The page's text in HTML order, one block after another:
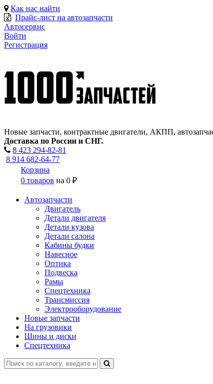
Как нас найти
Прайс-лист на автозапчасти
Автосервис
Войти
Регистрация
Новые запчасти, контрактные двигатели, АКПП,
Доставка по России и СНГ.
8 423 294-82-81
8 914 682-64-77
Корзина
0 товаров на 0 ₽
Автозапчасти
Двигатель
Детали двигателя
Детали кузова
Детали салона
Кабины будки
Навесное
Оптика
Подвеска
Рамы
Спецтехника
Трансмиссия
Электрооборудование
Новые запчасти
На грузовики
Шины и диски
Спецтехника